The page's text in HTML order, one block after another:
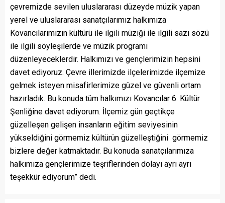
çevremizde sevilen uluslararası düzeyde müzik yapan
yerel ve uluslararası sanatçılarımız halkımıza
Kovancılarımızın kültürü ile ilgili müziği ile ilgili sazı sözü
ile ilgili söyleşilerde ve müzik programı
düzenleyeceklerdir. Halkımızı ve gençlerimizin hepsini
davet ediyoruz. Çevre illerimizde ilçelerimizde ilçemize
gelmek isteyen misafirlerimize güzel ve güvenli ortam
hazırladık. Bu konuda tüm halkımızı Kovancılar 6. Kültür
Şenliğine davet ediyorum. İlçemiz gün geçtikçe
güzelleşen gelişen insanların eğitim seviyesinin
yükseldiğini görmemiz kültürün güzelleştiğini görmemiz
bizlere değer katmaktadır. Bu konuda sanatçılarımıza
halkımıza gençlerimize teşriflerinden dolayı ayrı ayrı
teşekkür ediyorum” dedi.